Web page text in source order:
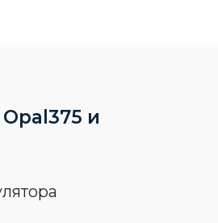
и